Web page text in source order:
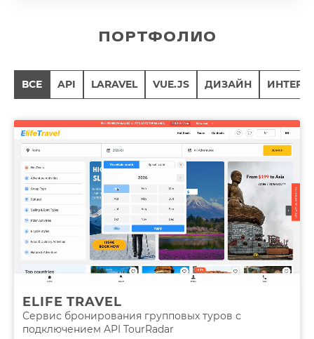
ПОРТФОЛИО
ВСЕ API LARAVEL VUE.JS ДИЗАЙН
ELIFE TRAVEL
Сервис бронирования групповых туров с
подключением API TourRadar